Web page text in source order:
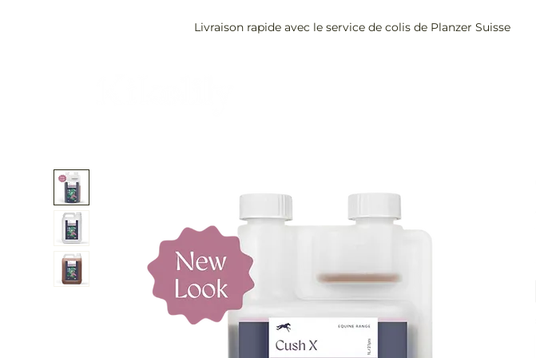
Livraison rapide avec le service de colis de Planzer Suisse